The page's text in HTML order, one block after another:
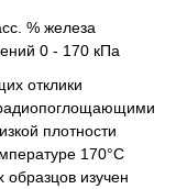
отклики
плотности
170°C
изучен